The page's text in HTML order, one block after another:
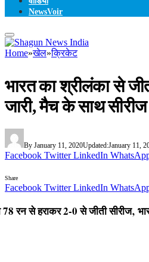
NewsVoir
Home»खेल»क्रिकेट
भारत का श्रीलंका से
जारी, मैच के साथ
By January 11, 2020Updated:January 11,
Facebook Twitter LinkedIn
Share
Facebook Twitter LinkedIn
रन से हराकर 2-0 से जीती सीरीज‚